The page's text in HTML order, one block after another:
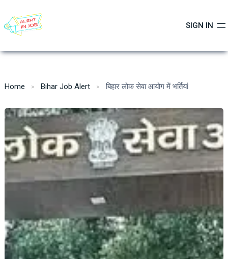
content
SIGN IN
Home Bihar Job Alert बिहार लोक सेवा आयोग में भर्तियां